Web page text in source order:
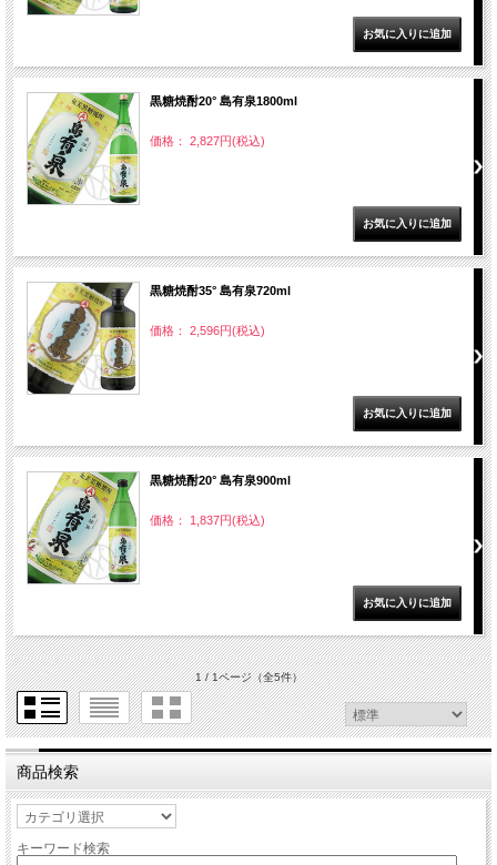
黒糖焼酎20° 島有泉1800ml
価格： 2,827円(税込)
黒糖焼酎35° 島有泉720ml
価格： 2,596円(税込)
黒糖焼酎20° 島有泉900ml
価格： 1,837円(税込)
1 / 1ページ（全5件）
商品検索
キーワード検索